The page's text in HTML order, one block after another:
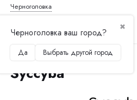
Черноголовка
✖
Черноголовка ваш город?
Да Выбрать другой город
Syccyba
Продолжить